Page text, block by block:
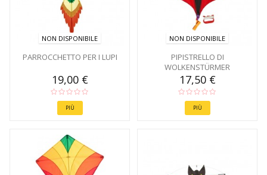
NON DISPONIBILE
PARROCCHETTO PER I LUPI
19,00 €
PIÙ
NON DISPONIBILE
PIPISTRELLO DI
WOLKENSTÜRMER
17,50 €
PIÙ